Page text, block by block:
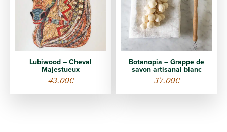
Lubiwood – Cheval
Majestueux
43.00€
Botanopia – Grappe de
savon artisanal blanc
37.00€